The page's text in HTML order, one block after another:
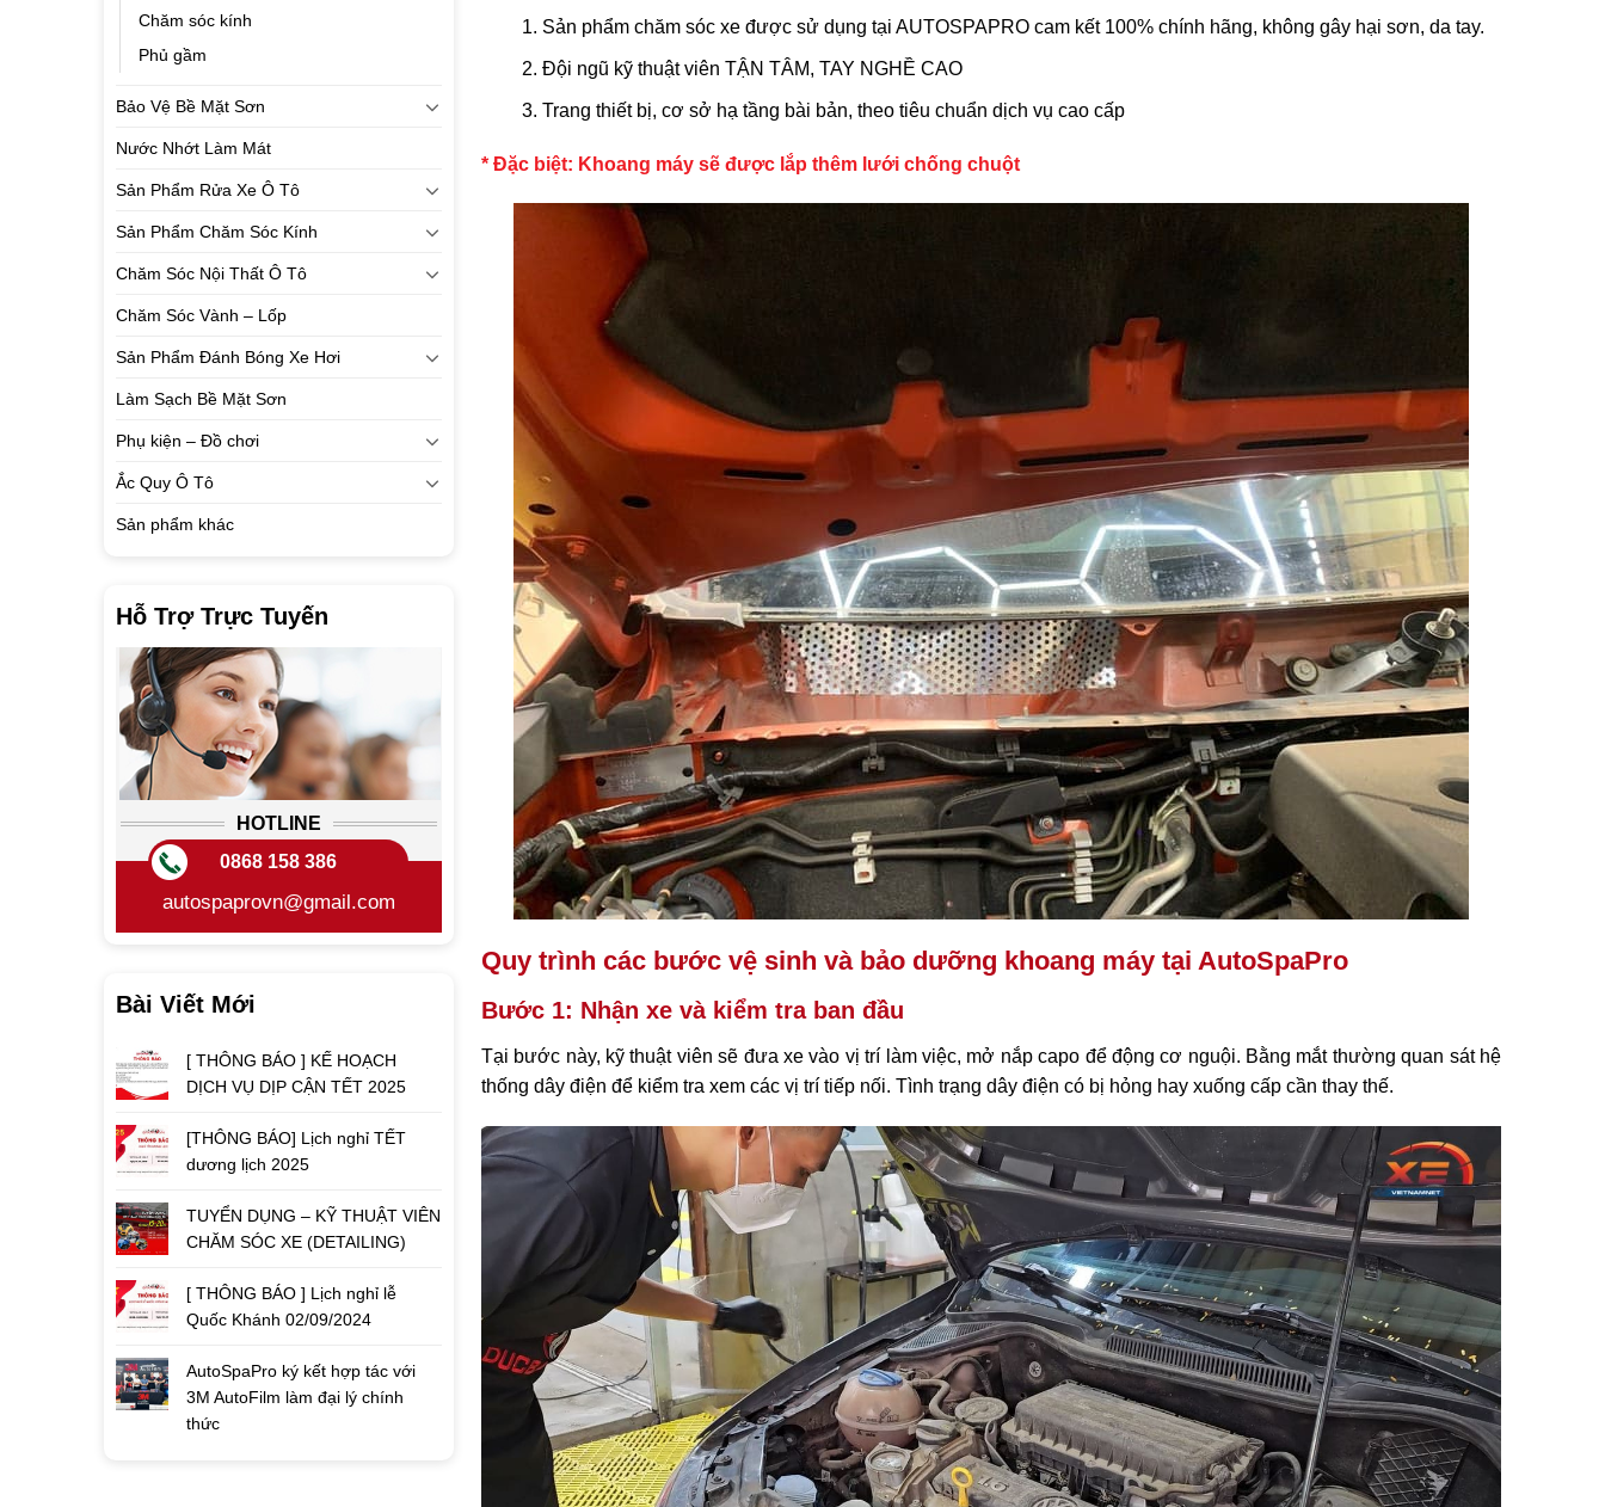
Chăm sóc kính
Phủ gầm
Bảo Vệ Bề Mặt Sơn
Nước Nhớt Làm Mát
Sản Phẩm Rửa Xe Ô Tô
Sản Phẩm Chăm Sóc Kính
Chăm Sóc Nội Thất Ô Tô
Chăm Sóc Vành – Lốp
Sản Phẩm Đánh Bóng Xe Hơi
Làm Sạch Bề Mặt Sơn
Phụ kiện – Đồ chơi
Ắc Quy Ô Tô
Sản phẩm khác
Hỗ Trợ Trực Tuyến
HOTLINE
0868 158 386
autospaprovn@gmail.com
Bài Viết Mới
[ THÔNG BÁO ] KẾ HOẠCH
DỊCH VỤ DỊP CẬN TẾT 2025
[THÔNG BÁO] Lịch nghỉ TẾT
dương lịch 2025
TUYỂN DỤNG – KỸ THUẬT VIÊN
CHĂM SÓC XE (DETAILING)
[ THÔNG BÁO ] Lịch nghỉ lễ
Quốc Khánh 02/09/2024
AutoSpaPro ký kết hợp tác với
3M AutoFilm làm đại lý chính
thức
Sản phẩm chăm sóc xe được sử dụng tại AUTOSPAPRO cam kết 100% chính hãng, không gây hại sơn, da tay.
Đội ngũ kỹ thuật viên TẬN TÂM, TAY NGHỀ CAO
Trang thiết bị, cơ sở hạ tầng bài bản, theo tiêu chuẩn dịch vụ cao cấp
* Đặc biệt: Khoang máy sẽ được lắp thêm lưới chống chuột
Quy trình các bước vệ sinh và bảo dưỡng khoang máy tại AutoSpaPro
Bước 1: Nhận xe và kiểm tra ban đầu
Tại bước này, kỹ thuật viên sẽ đưa xe vào vị trí làm việc, mở nắp capo để động cơ nguội. Bằng mắt thường quan sát hệ
thống dây điện để kiểm tra xem các vị trí tiếp nối. Tình trạng dây điện có bị hỏng hay xuống cấp cần thay thế.